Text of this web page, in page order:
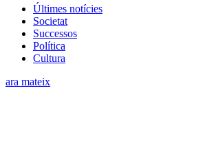
Últimes notícies
Societat
Successos
Política
Cultura
ara mateix